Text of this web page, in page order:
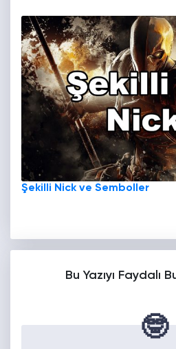
Şekilli Nick ve Semboller
Bu Yazıyı Faydalı
🤓